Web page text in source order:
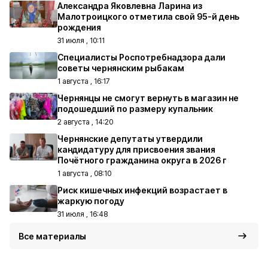
Александра Яковлевна Ларина из
Малотроицкого отметила свой 95-й день
рождения
31 июля , 10:11
Специалисты Роспотребнадзора дали
советы чернянским рыбакам
1 августа , 16:17
Чернянцы не смогут вернуть в магазин не
подошедший по размеру купальник
2 августа , 14:20
Чернянские депутаты утвердили
кандидатуру для присвоения звания
Почётного гражданина округа в 2026 г
1 августа , 08:10
Риск кишечных инфекций возрастает в
жаркую погоду
31 июля , 16:48
Все материалы